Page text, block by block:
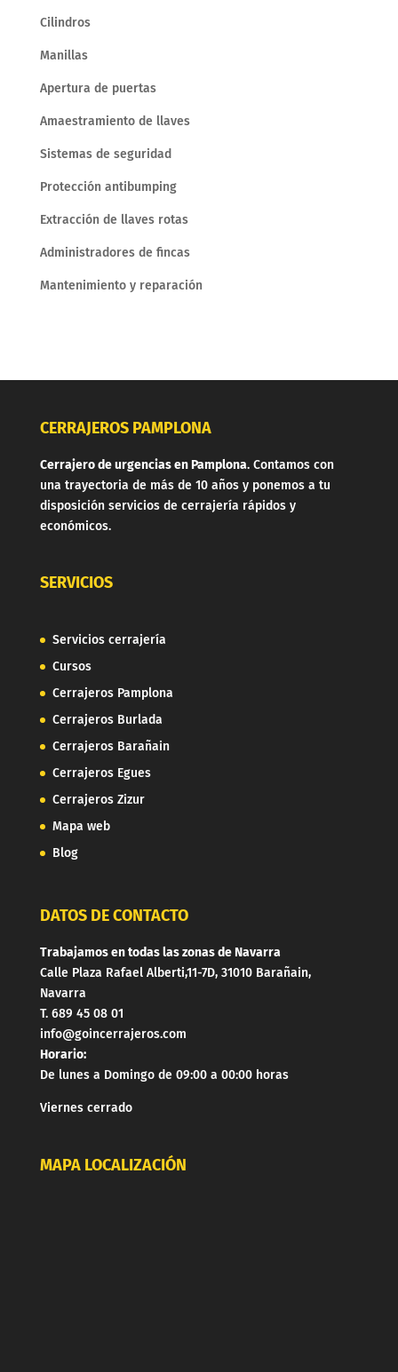
Cilindros
Manillas
Apertura de puertas
Amaestramiento de llaves
Sistemas de seguridad
Protección antibumping
Extracción de llaves rotas
Administradores de fincas
Mantenimiento y reparación
CERRAJEROS PAMPLONA
Cerrajero de urgencias en Pamplona. Contamos con
una trayectoria de más de 10 años y ponemos a tu
disposición servicios de cerrajería rápidos y
económicos.
SERVICIOS
Servicios cerrajería
Cursos
Cerrajeros Pamplona
Cerrajeros Burlada
Cerrajeros Barañain
Cerrajeros Egues
Cerrajeros Zizur
Mapa web
Blog
DATOS DE CONTACTO
Trabajamos en todas las zonas de Navarra
Calle Plaza Rafael Alberti,11-7D, 31010 Barañain,
Navarra
T. 689 45 08 01
info@goincerrajeros.com
Horario:
De lunes a Domingo de 09:00 a 00:00 horas
Viernes cerrado
MAPA LOCALIZACIÓN